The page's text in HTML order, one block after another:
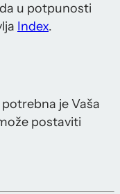
u potpunosti
Index.
je Vaša
postaviti